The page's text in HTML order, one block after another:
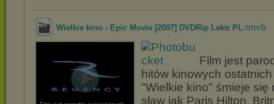
Wielkie kino - Epic Movie [2007] DVDRip Lektr PL.rmvb
Film jest
hitów kinowych
"Wielkie kino" śmieje się
sław jak Paris Hilton,